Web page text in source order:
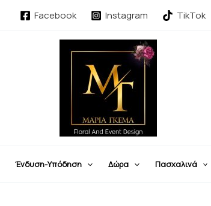
Facebook Instagram TikTok
Ένδυση-Υπόδηση Δώρα Πασχαλινά